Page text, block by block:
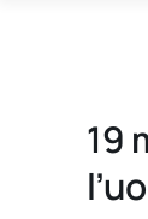
19